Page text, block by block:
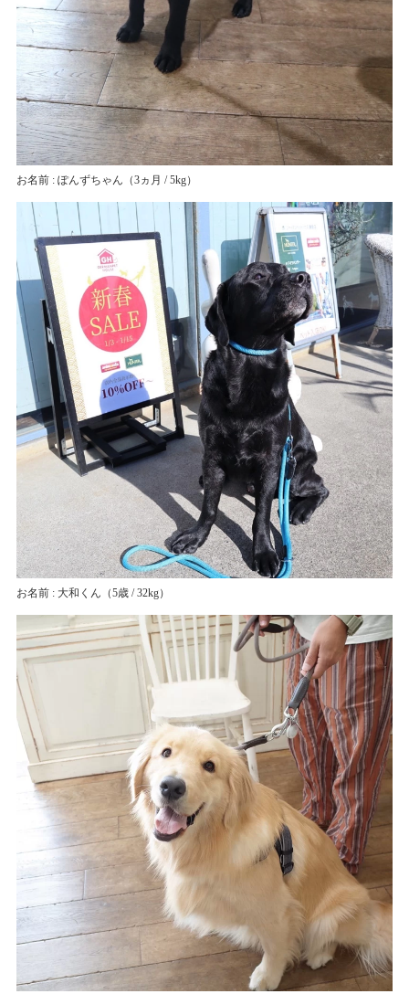
お名前 : ぽんずちゃん （3ヵ月 / 5kg）
お名前 : 大和くん （5歳 / 32kg）